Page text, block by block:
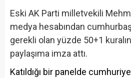
Eski AK Parti milletvekili
medya hesabından
gerekli olan yüzde 50+1
paylaşıma imza attı.
Katıldığı bir panelde